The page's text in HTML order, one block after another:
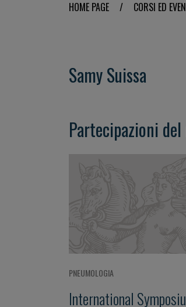
HOME PAGE / CORSI ED
Samy Suissa
Partecipazioni
PNEUMOLOGIA
International